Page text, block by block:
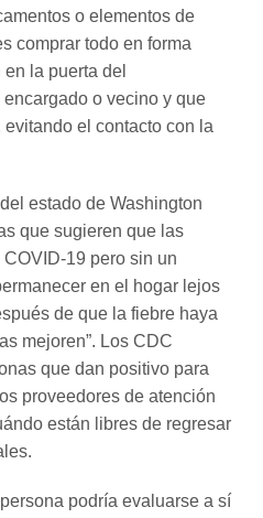
o elementos de
comprar todo en forma
la puerta del
o vecino y que
evitando el contacto con la
estado de Washington
que sugieren que las
19 pero sin un
en el hogar lejos
de que la fiebre haya
mejoren”. Los CDC
que dan positivo para
proveedores de atención
están libres de regresar
podría evaluarse a sí